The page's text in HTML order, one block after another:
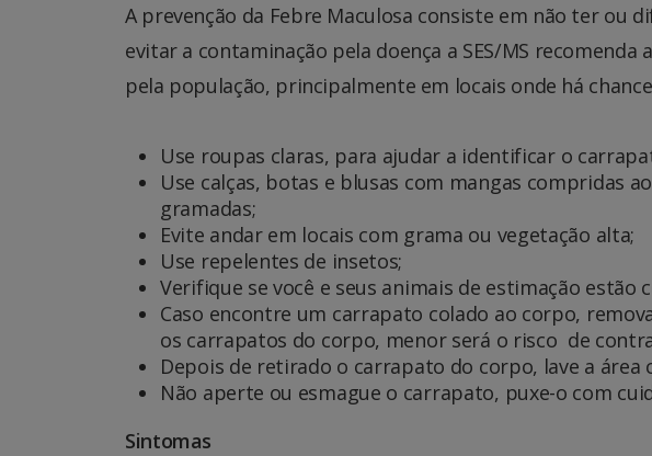
A prevenção da Febre Maculosa consiste em não ter ou
evitar a contaminação pela doença a SES/MS
pela população, principalmente em locais onde há
Use roupas claras, para ajudar a identificar o
Use calças, botas e blusas com mangas compridas
gramadas;
Evite andar em locais com grama ou vegetação alta;
Use repelentes de insetos;
Verifique se você e seus animais de estimação estão
Caso encontre um carrapato colado ao corpo,
os carrapatos do corpo, menor será o risco de
Depois de retirado o carrapato do corpo, lave a área
Não aperte ou esmague o carrapato, puxe-o com
Sintomas